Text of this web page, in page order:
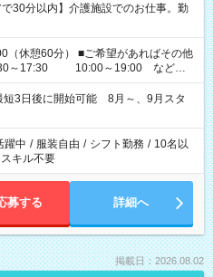
で30分以内】介護施設でのお仕事。勤
■ご希望があればその他
～17:30 10:00～19:00 など
い」 「できれば残業はしたくない」
たお仕事をご紹介します！ ※Wワ
仕事で希望する勤務時間と、もう1つ
計で週40時間を超える場合は応募でき
3日後に開始可能 8月～、9月スタ
躍中 / 服装自由 / シフト勤務 / 10名以
キル不要
募する 詳細へ
掲載日：2026.08.02